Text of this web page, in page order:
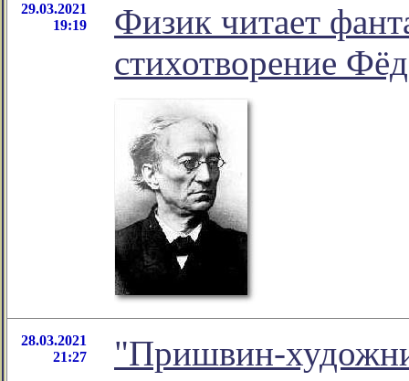
29.03.2021
19:19
Физик читает
стихотворение
28.03.2021
21:27
"Пришвин-